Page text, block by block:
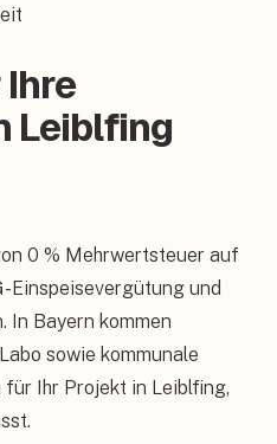
Leiblfing
0 % Mehrwertsteuer auf
Einspeisevergütung und
In Bayern kommen
sowie kommunale
für Ihr Projekt in Leiblfing,